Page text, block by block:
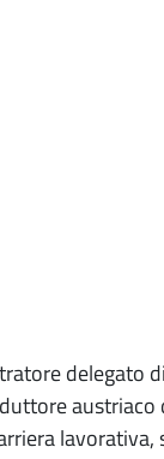
delegato
austriaco